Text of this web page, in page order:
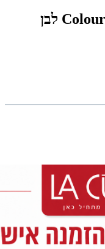
צבע מאכל ג'ל לשוקולד Colour Mill לבן